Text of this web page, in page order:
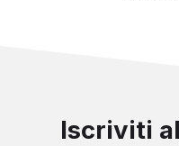
Iscriviti